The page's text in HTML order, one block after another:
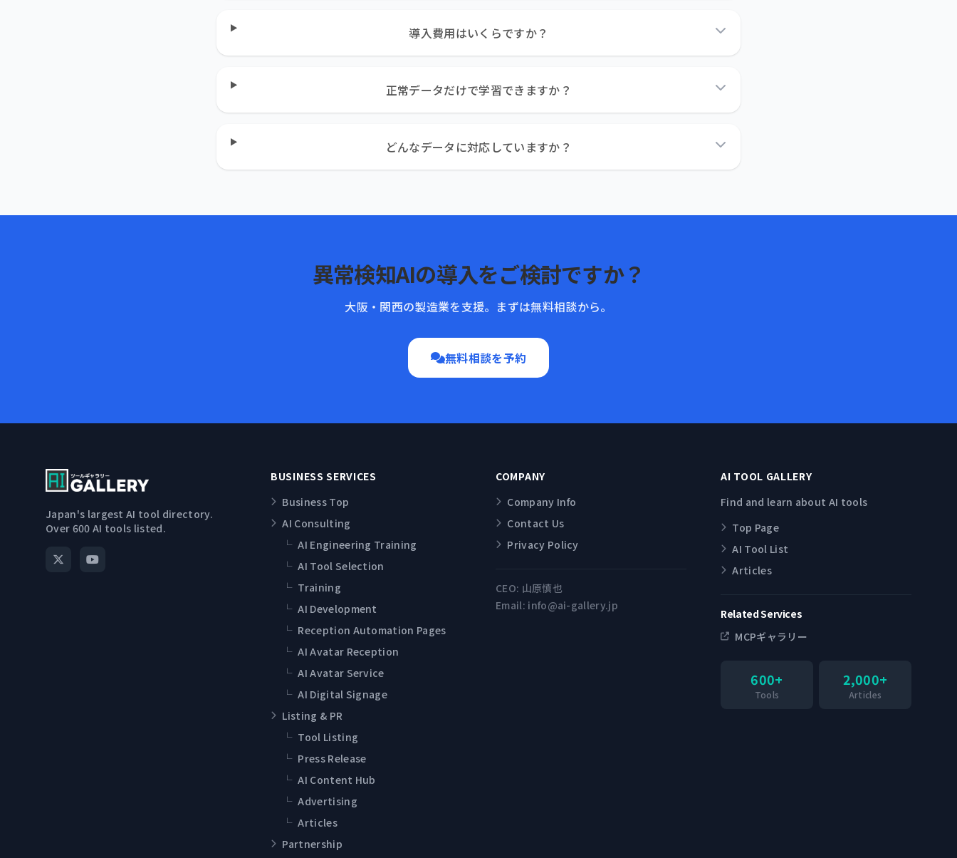
導入費用はいくらですか？
正常データだけで学習できますか？
どんなデータに対応していますか？
異常検知AIの導入をご検討ですか？
大阪・関西の製造業を支援。まずは無料相談から。
無料相談を予約
Japan's largest AI tool directory.
Over 600 AI tools listed.
BUSINESS SERVICES
Business Top
AI Consulting
└ AI Engineering Training
└ AI Tool Selection
└ Training
└ AI Development
└ Reception Automation Pages
└ AI Avatar Reception
└ AI Avatar Service
└ AI Digital Signage
Listing & PR
└ Tool Listing
└ Press Release
└ AI Content Hub
└ Advertising
└ Articles
Partnership
COMPANY
Company Info
Contact Us
Privacy Policy
CEO: 山原慎也
Email: info@ai-gallery.jp
AI TOOL GALLERY
Find and learn about AI tools
Top Page
AI Tool List
Articles
Related Services
MCPギャラリー
600+
Tools
2,000+
Articles